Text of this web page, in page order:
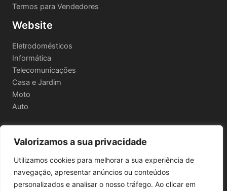
Valorizamos a sua privacidade
Utilizamos cookies para melhorar a sua experiência de
navegação, apresentar anúncios ou conteúdos
personalizados e analisar o nosso tráfego. Ao clicar em
Termos para Vendedores
Website
Eletrodomésticos
Informática
Telecomunicações
Casa e Jardim
Moto
Auto
Informações Legais
Política de privacidade
Termos e Condições